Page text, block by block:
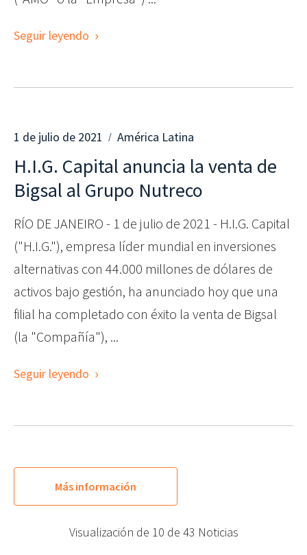
Seguir leyendo
1 de julio de 2021 América Latina
H.I.G. Capital anuncia la venta de
Bigsal al Grupo Nutreco
RÍO DE JANEIRO - 1 de julio de 2021 - H.I.G. Capital
("H.I.G."), empresa líder mundial en inversiones
alternativas con 44.000 millones de dólares de
activos bajo gestión, ha anunciado hoy que una
filial ha completado con éxito la venta de Bigsal
(la "Compañía"), ...
Seguir leyendo
Más información
Visualización de 10 de 43 Noticias